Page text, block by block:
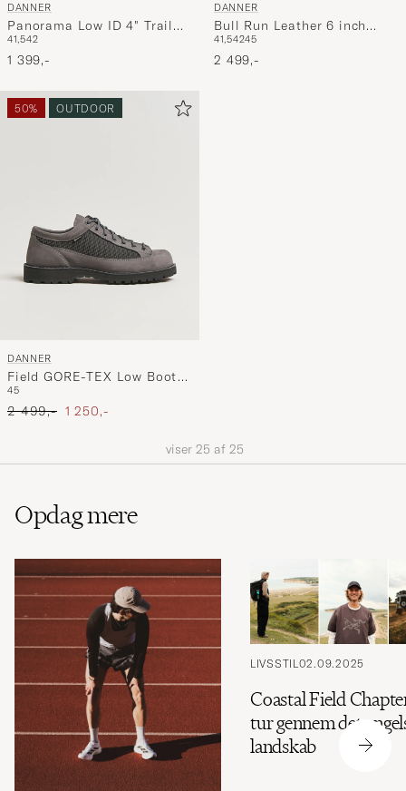
DANNER
Panorama Low ID 4" Trail
Boot Black
41,542
1 399,-
DANNER
Bull Run Leather 6 inch
Boot Brown
41,54245
2 499,-
50% OUTDOOR
DANNER
Field GORE-TEX Low Boot
Grey Nubuck
45
Ordinary pris
2 499,- Nedsat pris
1 250,-
viser 25 af 25
Opdag mere
LIVSSTIL02.09.2025
Coastal Field
tur gennem det
landskab